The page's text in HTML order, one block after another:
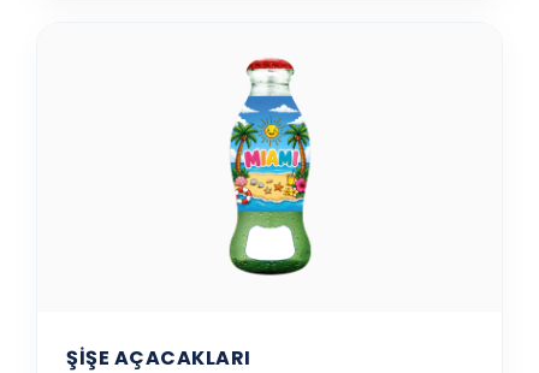
ŞİŞE AÇACAKLARI